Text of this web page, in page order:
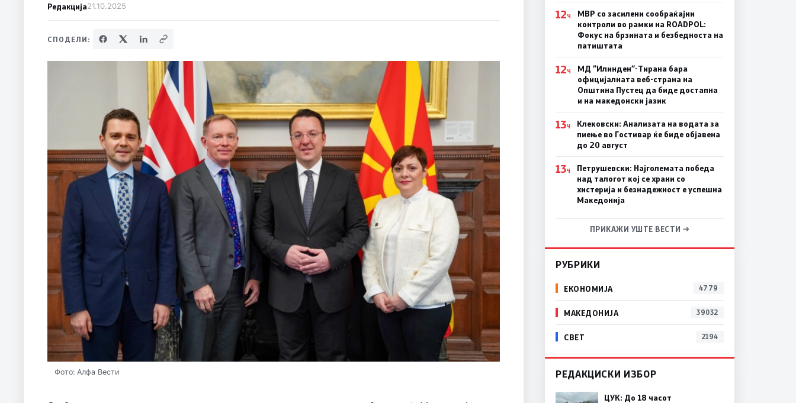
Редакција21.10.2025
СПОДЕЛИ:
Фото: Алфа Вести
12Ч
МВР со засилени сообраќајни
контроли во рамки на ROADPOL:
Фокус на брзината и безбедноста на
патиштата
12Ч
МД “Илинден“-Тирана бара
официјалната веб-страна на
Општина Пустец да биде достапна
и на македонски јазик
13Ч
Клековски: Анализата на водата за
пиење во Гостивар ќе биде објавена
до 20 август
13Ч
Петрушевски: Најголемата победа
над талогот кој се храни со
хистерија и безнадежност е успешна
Македонија
ПРИКАЖИ УШТЕ ВЕСТИ →
РУБРИКИ
ЕКОНОМИЈА 4779
МАКЕДОНИЈА 39032
СВЕТ 2194
РЕДАКЦИСКИ ИЗБОР
ЦУК: До 18 часот